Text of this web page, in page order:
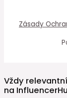
Zásady
Vždy
na